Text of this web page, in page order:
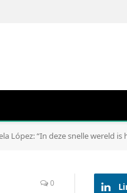
López: “In deze snelle wereld
0